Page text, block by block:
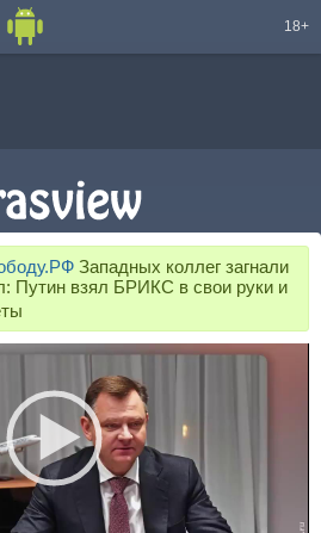
18+
Западных коллег загнали
Путин взял БРИКС в свои руки и